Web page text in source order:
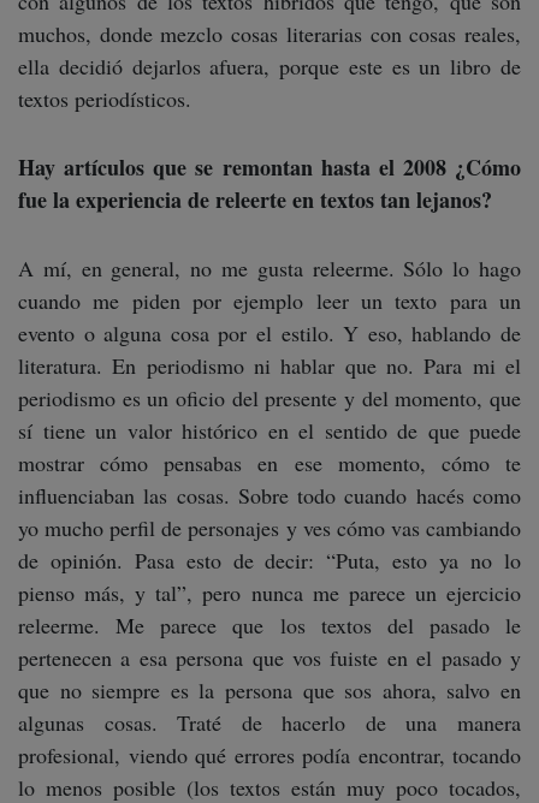
muchos, donde mezclo cosas literarias con cosas reales,
ella decidió dejarlos afuera, porque este es un libro de
textos periodísticos.
Hay artículos que se remontan hasta el 2008 ¿Cómo
fue la experiencia de releerte en textos tan lejanos?
A mí, en general, no me gusta releerme. Sólo lo hago
cuando me piden por ejemplo leer un texto para un
evento o alguna cosa por el estilo. Y eso, hablando de
literatura. En periodismo ni hablar que no. Para mi el
periodismo es un oficio del presente y del momento, que
sí tiene un valor histórico en el sentido de que puede
mostrar cómo pensabas en ese momento, cómo te
influenciaban las cosas. Sobre todo cuando hacés como
yo mucho perfil de personajes y ves cómo vas cambiando
de opinión. Pasa esto de decir: “Puta, esto ya no lo
pienso más, y tal”, pero nunca me parece un ejercicio
releerme. Me parece que los textos del pasado le
pertenecen a esa persona que vos fuiste en el pasado y
que no siempre es la persona que sos ahora, salvo en
algunas cosas. Traté de hacerlo de una manera
profesional, viendo qué errores podía encontrar, tocando
lo menos posible (los textos están muy poco tocados,